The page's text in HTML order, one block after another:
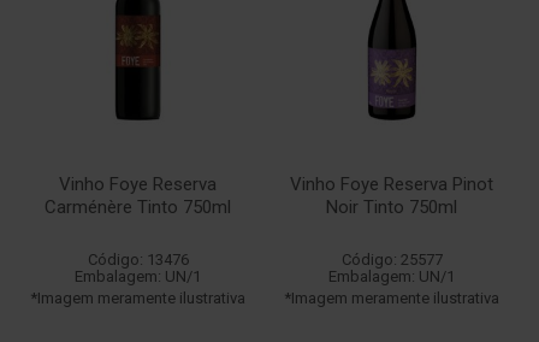
Vinho Foye Reserva
Carménère Tinto 750ml
Código: 13476
Embalagem: UN/1
*Imagem meramente ilustrativa
Vinho Foye Reserva Pinot
Noir Tinto 750ml
Código: 25577
Embalagem: UN/1
*Imagem meramente ilustrativa